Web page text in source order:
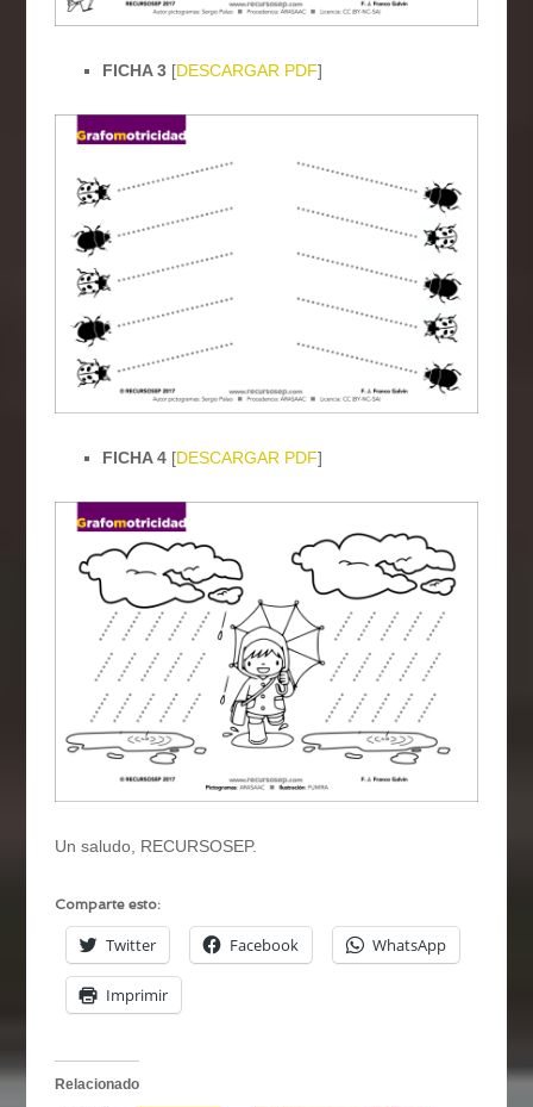
FICHA 3 [DESCARGAR PDF]
FICHA 4 [DESCARGAR PDF]
Un saludo, RECURSOSEP.
Comparte esto:
Twitter Facebook WhatsApp
Imprimir
Relacionado